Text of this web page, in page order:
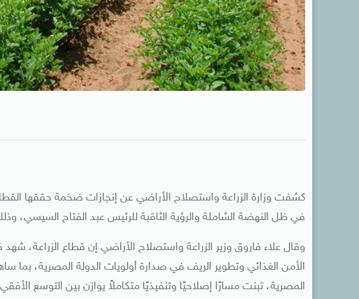
في ظل النهضة الشاملة والرؤية الثاقبة للرئيس عبد الفتاح السيسي، وذلك بمناسبة الاحتفال
وقال علاء فاروق وزير الزراعة واستصلاح الأراضي إن قطاع
الأمن الغذائي وتطوير الريف في صدارة أولويات الدولة المصرية، بما
المصرية، تبنت مسارًا إصلاحيًا وتنفيذيًا متكاملاً يوازن بين التوسع